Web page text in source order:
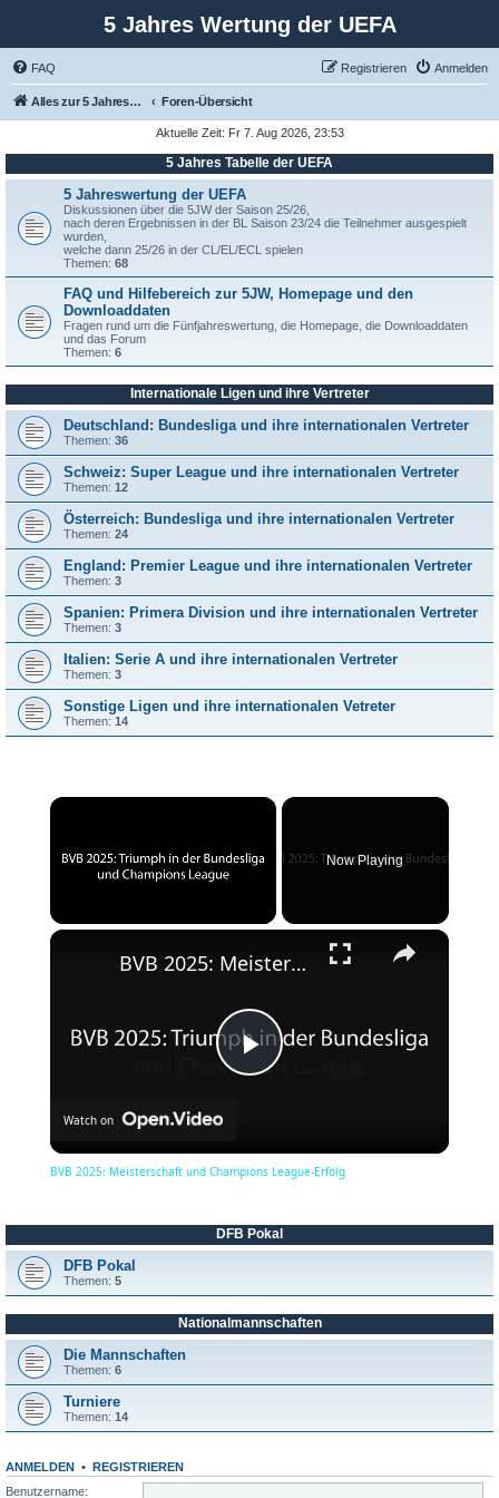
5 Jahres Wertung der UEFA
FAQ Anmelden
Registrieren
Alles zur 5 Jahreswertung / Tabelle der UEFA mit vielen Statistiken. Foren-Übersicht
Aktuelle Zeit: Fr 7. Aug 2026, 23:53
5 Jahres Tabelle der UEFA
5 Jahreswertung der UEFA
Diskussionen über die 5JW der Saison 25/26,
nach deren Ergebnissen in der BL Saison 23/24 die Teilnehmer ausgespielt
wurden,
welche dann 25/26 in der CL/EL/ECL spielen
Themen: 68
FAQ und Hilfebereich zur 5JW, Homepage und den
Downloaddaten
Fragen rund um die Fünfjahreswertung, die Homepage, die Downloaddaten
und das Forum
Themen: 6
Internationale Ligen und ihre Vertreter
Deutschland: Bundesliga und ihre internationalen Vertreter
Themen: 36
Schweiz: Super League und ihre internationalen Vertreter
Themen: 12
Österreich: Bundesliga und ihre internationalen Vertreter
Themen: 24
England: Premier League und ihre internationalen Vertreter
Themen: 3
Spanien: Primera Division und ihre internationalen Vertreter
Themen: 3
Italien: Serie A und ihre internationalen Vertreter
Themen: 3
Sonstige Ligen und ihre internationalen Vetreter
Themen: 14
×
Now Playing
×
P
V
d
BVB 2025: Meisterschaft und Champions League-Erfolg
Watch on
BVB 2025: Meisterschaft und Champions League-Erfolg
DFB Pokal
DFB Pokal
Themen: 5
Nationalmannschaften
Die Mannschaften
Themen: 6
Turniere
Themen: 14
ANMELDEN •
REGISTRIEREN
Benutzername: